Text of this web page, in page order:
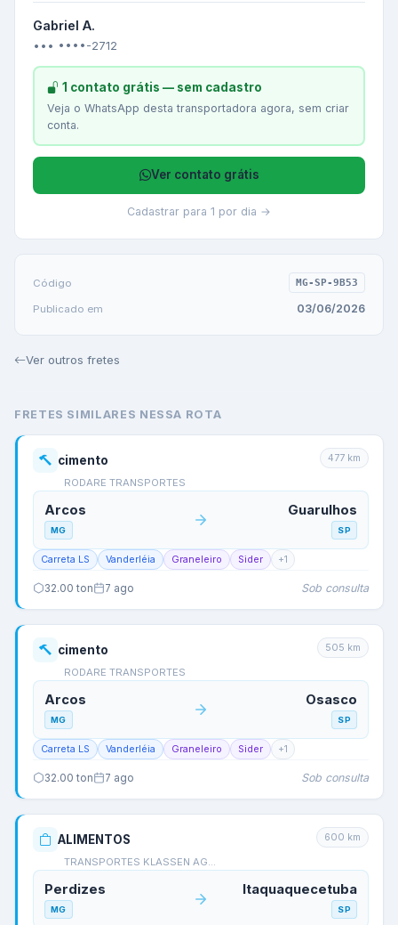
Gabriel A.
••• ••••-2712
1 contato grátis — sem cadastro
Veja o WhatsApp desta transportadora agora, sem criar
conta.
Ver contato grátis
Cadastrar para 1 por dia →
Código MG-SP-9B53
Publicado em 03/06/2026
Ver outros fretes
FRETES SIMILARES NESSA ROTA
cimento
RODARE TRANSPORTES
477 km
Arcos
MG
Guarulhos
SP
Carreta LS Vanderléia Graneleiro Sider +1
32.00 ton 7 ago Sob consulta
cimento
RODARE TRANSPORTES
505 km
Arcos
MG
Osasco
SP
Carreta LS Vanderléia Graneleiro Sider +1
32.00 ton 7 ago Sob consulta
ALIMENTOS
TRANSPORTES KLASSEN AG…
600 km
Perdizes
MG
Itaquaquecetuba
SP